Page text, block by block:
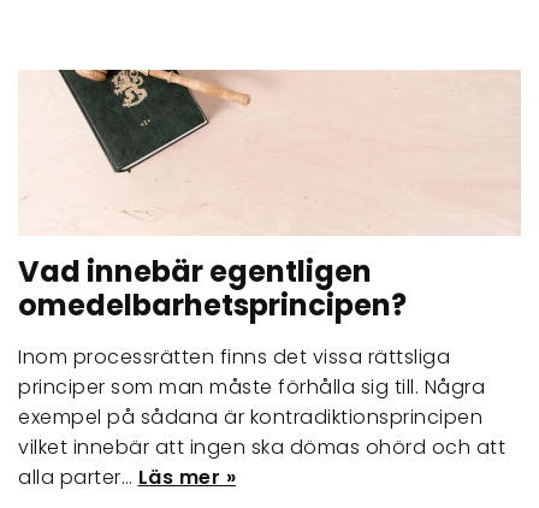
Vad innebär egentligen
omedelbarhetsprincipen?
Inom processrätten finns det vissa rättsliga
principer som man måste förhålla sig till. Några
exempel på sådana är kontradiktionsprincipen
vilket innebär att ingen ska dömas ohörd och att
alla parter… Läs mer »